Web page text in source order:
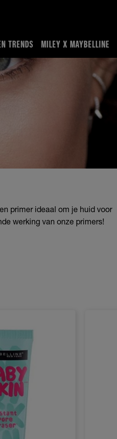
TRENDS MILEY X MAYBELLINE
primer ideaal om je huid voor
werking van onze primers!